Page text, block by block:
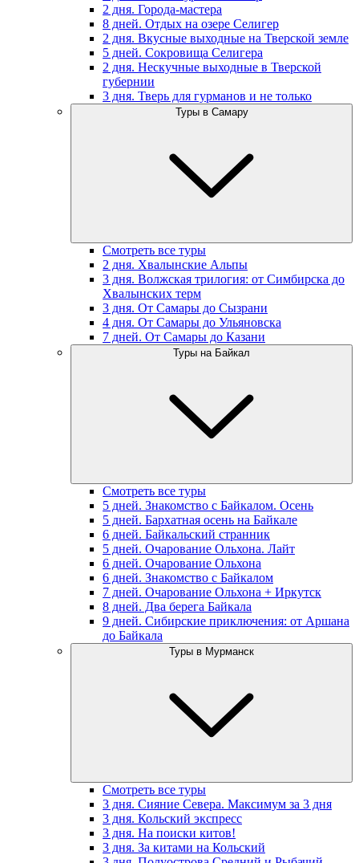
2 дня. Города-мастера
8 дней. Отдых на озере Селигер
2 дня. Вкусные выходные на Тверской земле
5 дней. Сокровища Селигера
2 дня. Нескучные выходные в Тверской
губернии
3 дня. Тверь для гурманов и не только
Туры в Самару
Смотреть все туры
2 дня. Хвалынские Альпы
3 дня. Волжская трилогия: от Симбирска до
Хвалынских терм
3 дня. От Самары до Сызрани
4 дня. От Самары до Ульяновска
7 дней. От Самары до Казани
Туры на Байкал
Смотреть все туры
5 дней. Знакомство с Байкалом. Осень
5 дней. Бархатная осень на Байкале
6 дней. Байкальский странник
5 дней. Очарование Ольхона. Лайт
6 дней. Очарование Ольхона
6 дней. Знакомство с Байкалом
7 дней. Очарование Ольхона + Иркутск
8 дней. Два берега Байкала
9 дней. Сибирские приключения: от Аршана
до Байкала
Туры в Мурманск
Смотреть все туры
3 дня. Сияние Севера. Максимум за 3 дня
3 дня. Кольский экспресс
3 дня. На поиски китов!
3 дня. За китами на Кольский